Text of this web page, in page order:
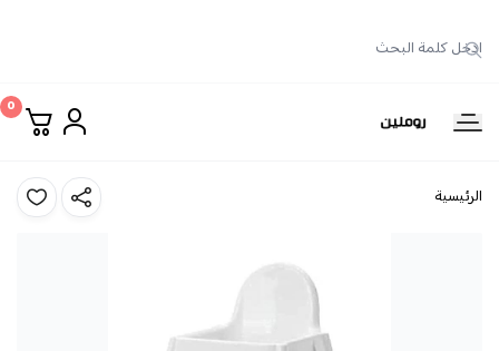
روملين
0
الرئيسية